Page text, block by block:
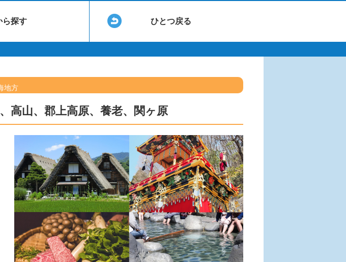
ら探す ひとつ戻る
地方
高山、郡上高原、養老、関ヶ原